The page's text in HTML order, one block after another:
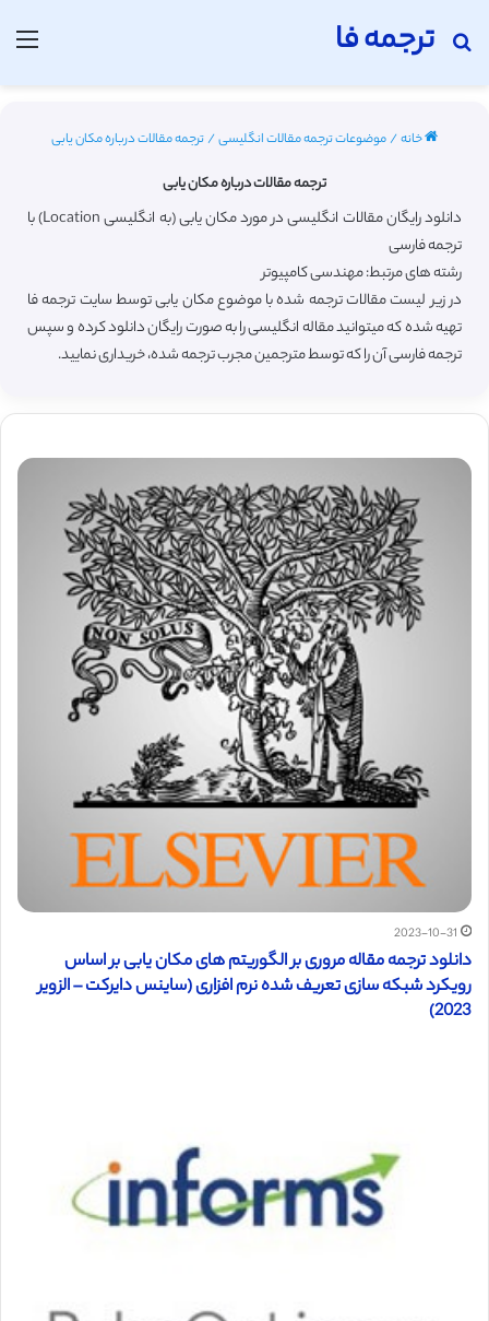
ترجمه فا
جستجو برای
خانه/موضوعات ترجمه مقالات انگلیسی/ترجمه مقالات درباره مکان یابی
ترجمه مقالات درباره مکان یابی
دانلود رایگان مقالات انگلیسی در مورد مکان یابی (به انگلیسی Location) با
ترجمه فارسی
رشته های مرتبط: مهندسی کامپیوتر
در زیر لیست مقالات ترجمه شده با موضوع مکان یابی توسط سایت ترجمه فا
تهیه شده که میتوانید مقاله انگلیسی را به صورت رایگان دانلود کرده و سپس
ترجمه فارسی آن را که توسط مترجمین مجرب ترجمه شده، خریداری نمایید.
2023-10-31
دانلود ترجمه مقاله مروری بر الگوریتم های مکان یابی بر اساس
رویکرد شبکه سازی تعریف شده نرم افزاری (ساینس دایرکت – الزویر
2023)